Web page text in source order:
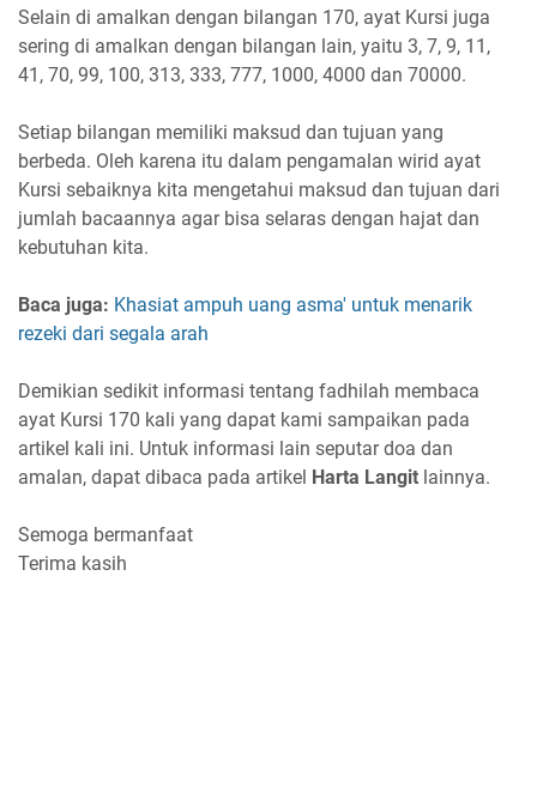
Selain di amalkan dengan bilangan 170, ayat Kursi juga
sering di amalkan dengan bilangan lain, yaitu 3, 7, 9, 11,
41, 70, 99, 100, 313, 333, 777, 1000, 4000 dan 70000.
Setiap bilangan memiliki maksud dan tujuan yang
berbeda. Oleh karena itu dalam pengamalan wirid ayat
Kursi sebaiknya kita mengetahui maksud dan tujuan dari
jumlah bacaannya agar bisa selaras dengan hajat dan
kebutuhan kita.
Baca juga: Khasiat ampuh uang asma' untuk menarik
rezeki dari segala arah
Demikian sedikit informasi tentang fadhilah membaca
ayat Kursi 170 kali yang dapat kami sampaikan pada
artikel kali ini. Untuk informasi lain seputar doa dan
amalan, dapat dibaca pada artikel Harta Langit lainnya.
Semoga bermanfaat
Terima kasih